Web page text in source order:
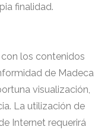
finalidad.
los contenidos
de Madeca
visualización,
La utilización de
Internet requerirá